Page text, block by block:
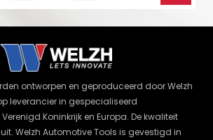
ontworpen en geproduceerd door Welzh
leverancier in gespecialiseerd
Koninkrijk en Europa. De kwaliteit
Welzh Automotive Tools is gevestigd in